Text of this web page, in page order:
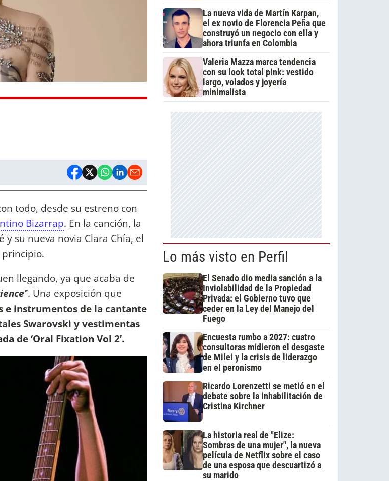
todo, desde su estreno con
Bizarrap. En la canción, la
su nueva novia Clara Chía, el
llegando, ya que acaba de
’. Una exposición que
e instrumentos de la cantante
Swarovski y vestimentas
de ‘Oral Fixation Vol 2’.
La nueva vida de Martín Karpan,
el ex novio de Florencia Peña que
construyó un negocio con ella y
ahora triunfa en Colombia
Valeria Mazza marca tendencia
con su look total pink: vestido
largo, volados y joyería
minimalista
Lo más visto en Perfil
El Senado dio media sanción a la
Inviolabilidad de la Propiedad
Privada: el Gobierno tuvo que
ceder en la Ley del Manejo del
Fuego
Encuesta rumbo a 2027: cuatro
consultoras midieron el desgaste
de Milei y la crisis de liderazgo
en el peronismo
Ricardo Lorenzetti se metió en el
debate sobre la inhabilitación de
Cristina Kirchner
La historia real de "Elize:
Sombras de una mujer", la nueva
película de Netflix sobre el caso
de una esposa que descuartizó a
su marido